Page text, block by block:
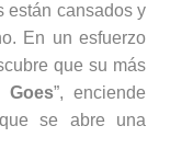
están cansados ​​y
En un esfuerzo
que su más
Goes”, enciende
se abre una